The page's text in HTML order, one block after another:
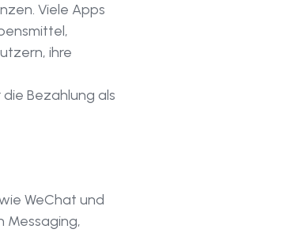
Viele Apps
ihre
Bezahlung als
WeChat und
Messaging,